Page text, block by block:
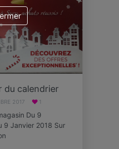
du calendrier
2017 1
Du 9
9 Janvier 2018 Sur